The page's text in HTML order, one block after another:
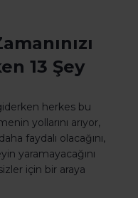
13 Şey
herkes bu
yollarını arıyor,
faydalı olacağını,
yaramayacağını
için bir araya